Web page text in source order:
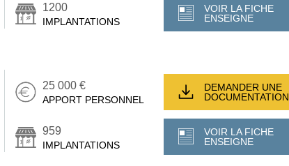
1200
IMPLANTATIONS
VOIR LA FICHE
ENSEIGNE
25 000 €
APPORT PERSONNEL
959
IMPLANTATIONS
DEMANDER UNE
DOCUMENTATION
VOIR LA FICHE
ENSEIGNE